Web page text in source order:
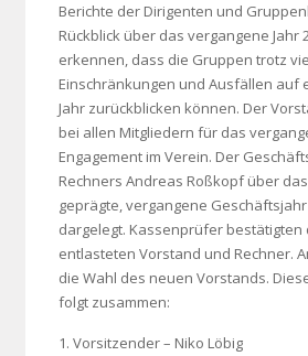
Berichte der Dirigenten und
Rückblick über das vergangene Jahr
erkennen, dass die Gruppen trotz
Einschränkungen und Ausfällen auf
Jahr zurückblicken können. Der
bei allen Mitgliedern für das
Engagement im Verein. Der
Rechners Andreas Roßkopf über
geprägte, vergangene
dargelegt. Kassenprüfer bestätigten
entlasteten Vorstand und Rechner.
die Wahl des neuen Vorstands.
folgt zusammen:
1. Vorsitzender – Niko Löbig